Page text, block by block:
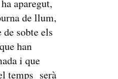
aparegut,
de llum,
de sobte els
han
i que
temps serà